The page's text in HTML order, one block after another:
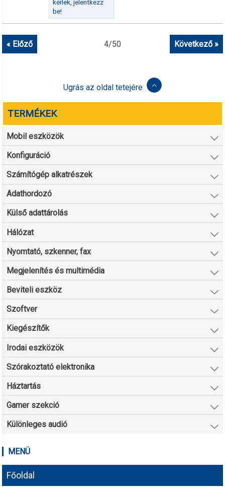
kérlek, jelentkezz
be!
4/50
« Előző Következő »
Ugrás az oldal tetejére
TERMÉKEK
Mobil eszközök
Konfiguráció
Számítógép alkatrészek
Adathordozó
Külső adattárolás
Hálózat
Nyomtató, szkenner, fax
Megjelenítés és multimédia
Beviteli eszköz
Szoftver
Kiegészítők
Irodai eszközök
Szórakoztató elektronika
Háztartás
Gamer szekció
Különleges audió
MENÜ
Főoldal